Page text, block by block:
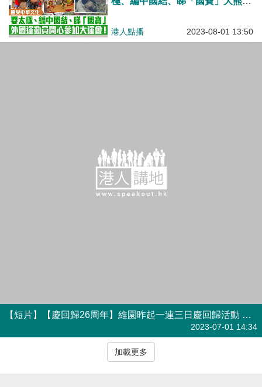
港人點播 2023-08-01 13:50
【短片】【慶回歸26周年】維園昨起一連三日慶回歸活動 「穿越」回唐朝？感受科技魅力？
2023-07-01 14:34
加載更多